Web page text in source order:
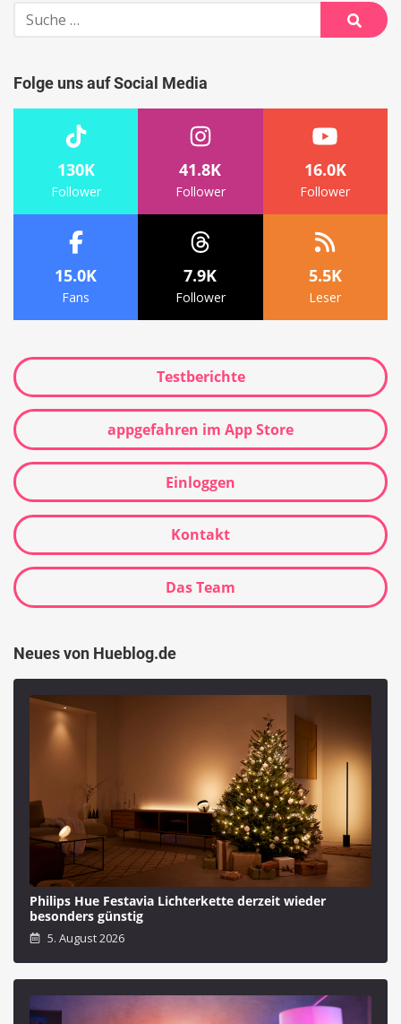
Suche
nach:
Suche
Folge uns auf Social Media
130K
Follower
41.8K
Follower
16.0K
Follower
15.0K
Fans
7.9K
Follower
5.5K
Leser
Testberichte
appgefahren im App Store
Einloggen
Kontakt
Das Team
Neues von Hueblog.de
Philips Hue Festavia Lichterkette derzeit wieder
besonders günstig
5. August 2026